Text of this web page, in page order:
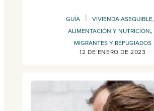
GUÍA |
VIVIENDA ASEQUIBLE,
ALIMENTACIÓN Y NUTRICIÓN,
MIGRANTES Y REFUGIADOS
12 DE ENERO DE 2023